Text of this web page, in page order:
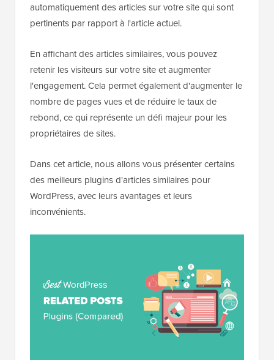
automatiquement des articles sur votre site qui sont
pertinents par rapport à l'article actuel.
En affichant des articles similaires, vous pouvez
retenir les visiteurs sur votre site et augmenter
l'engagement. Cela permet également d'augmenter le
nombre de pages vues et de réduire le taux de
rebond, ce qui représente un défi majeur pour les
propriétaires de sites.
Dans cet article, nous allons vous présenter certains
des meilleurs plugins d'articles similaires pour
WordPress, avec leurs avantages et leurs
inconvénients.